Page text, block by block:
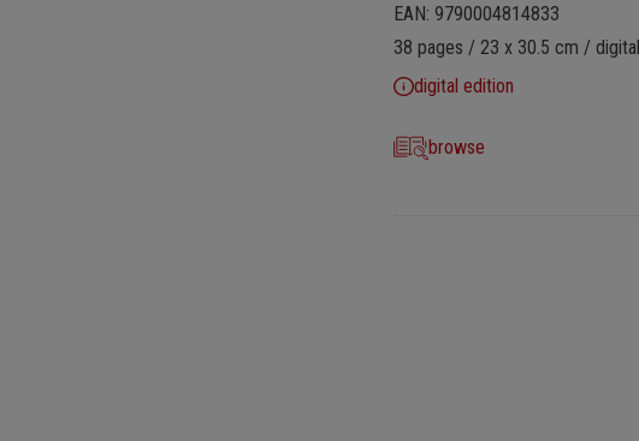
EAN: 9790004814833
38 pages / 23 x 30.5 cm /
digital edition
browse